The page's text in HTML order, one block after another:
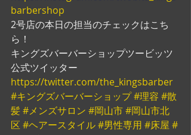
barbershop
2号店の本日の担当のチェックはこち
ら！
キングズバーバーショップツービッツ
公式ツイッター
https://twitter.com/the_kingsbarber
#キングズバーバーショップ#理容 #散
髪#メンズサロン #岡山市#岡山市北
区 #ヘアースタイル#男性専用 #床屋 #